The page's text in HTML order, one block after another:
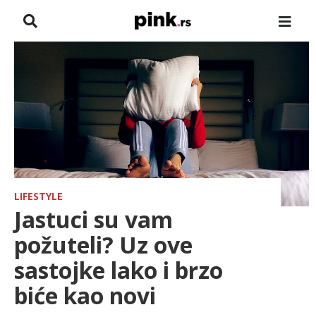
ZADRUGA
SHOWBIZ
HRONIKA
FARMERI
SPORT
LIFESTYLE
Jastuci su vam
požuteli? Uz ove
sastojke lako i brzo
biće kao novi